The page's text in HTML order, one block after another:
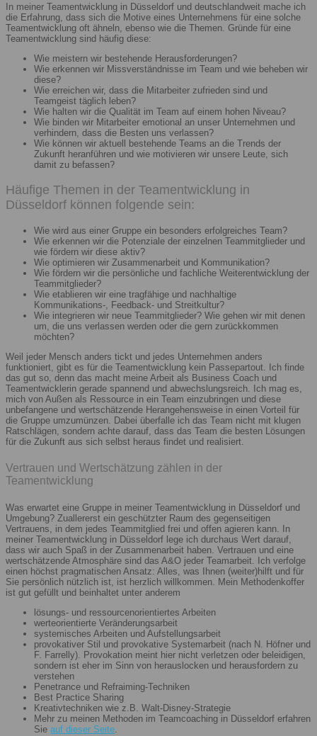
In meiner Teamentwicklung in Düsseldorf und deutschlandweit mache ich
die Erfahrung, dass sich die Motive eines Unternehmens für eine solche
Teamentwicklung oft ähneln, ebenso wie die Themen. Gründe für eine
Teamentwicklung sind häufig diese:
Wie meistern wir bestehende Herausforderungen?
Wie erkennen wir Missverständnisse im Team und wie beheben wir
diese?
Wie erreichen wir, dass die Mitarbeiter zufrieden sind und
Teamgeist täglich leben?
Wie halten wir die Qualität im Team auf einem hohen Niveau?
Wie binden wir Mitarbeiter emotional an unser Unternehmen und
verhindern, dass die Besten uns verlassen?
Wie können wir aktuell bestehende Teams an die Trends der
Zukunft heranführen und wie motivieren wir unsere Leute, sich
damit zu befassen?
Häufige Themen in der Teamentwicklung in
Düsseldorf können folgende sein:
Wie wird aus einer Gruppe ein besonders erfolgreiches Team?
Wie erkennen wir die Potenziale der einzelnen Teammitglieder und
wie fördern wir diese aktiv?
Wie optimieren wir Zusammenarbeit und Kommunikation?
Wie fördern wir die persönliche und fachliche Weiterentwicklung der
Teammitglieder?
Wie etablieren wir eine tragfähige und nachhaltige
Kommunikations-, Feedback- und Streitkultur?
Wie integrieren wir neue Teammitglieder? Wie gehen wir mit denen
um, die uns verlassen werden oder die gern zurückkommen
möchten?
Weil jeder Mensch anders tickt und jedes Unternehmen anders
funktioniert, gibt es für die Teamentwicklung kein Passepartout. Ich finde
das gut so, denn das macht meine Arbeit als Business Coach und
Teamentwicklerin gerade spannend und abwechslungsreich. Ich mag es,
mich von Außen als Ressource in ein Team einzubringen und diese
unbefangene und wertschätzende Herangehensweise in einen Vorteil für
die Gruppe umzumünzen. Dabei überfalle ich das Team nicht mit klugen
Ratschlägen, sondern achte darauf, dass das Team die besten Lösungen
für die Zukunft aus sich selbst heraus findet und realisiert.
Vertrauen und Wertschätzung zählen in der
Teamentwicklung
Was erwartet eine Gruppe in meiner Teamentwicklung in Düsseldorf und
Umgebung? Zuallererst ein geschützter Raum des gegenseitigen
Vertrauens, in dem jedes Teammitglied frei und offen agieren kann. In
meiner Teamentwicklung in Düsseldorf lege ich durchaus Wert darauf,
dass wir auch Spaß in der Zusammenarbeit haben. Vertrauen und eine
wertschätzende Atmosphäre sind das A&O jeder Teamarbeit. Ich verfolge
einen höchst pragmatischen Ansatz: Alles, was Ihnen (weiter)hilft und für
Sie persönlich nützlich ist, ist herzlich willkommen. Mein Methodenkoffer
ist gut gefüllt und beinhaltet unter anderem
lösungs- und ressourcenorientiertes Arbeiten
werteorientierte Veränderungsarbeit
systemisches Arbeiten und Aufstellungsarbeit
provokativer Stil und provokative Systemarbeit (nach N. Höfner und
F. Farrelly). Provokation meint hier nicht verletzen oder beleidigen,
sondern ist eher im Sinn von herauslocken und herausfordern zu
verstehen
Penetrance und Refraiming-Techniken
Best Practice Sharing
Kreativtechniken wie z.B. Walt-Disney-Strategie
Mehr zu meinen Methoden im Teamcoaching in Düsseldorf erfahren
Sie auf dieser Seite.